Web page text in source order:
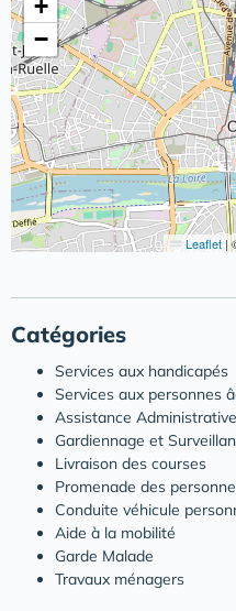
+
−
Leaflet |
Catégories
Services aux handicapés
Services aux personnes
Assistance Administrative
Gardiennage et
Livraison des courses
Promenade des
Conduite véhicule
Aide à la mobilité
Garde Malade
Travaux ménagers